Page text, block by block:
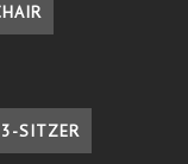
SITZER